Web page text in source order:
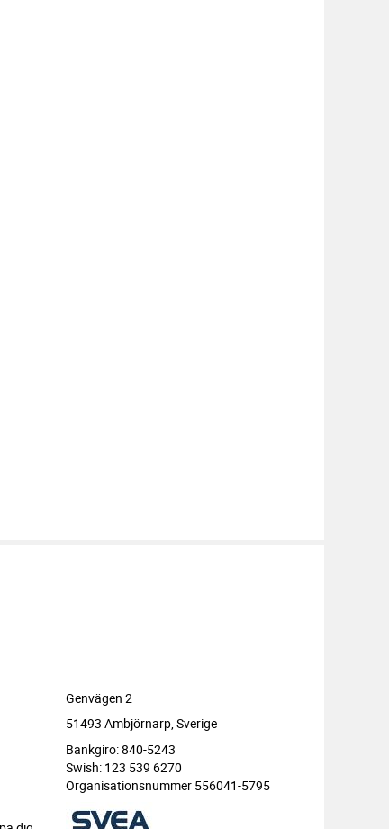
Genvägen 2
51493 Ambjörnarp, Sverige
Bankgiro: 840-5243
Swish: 123 539 6270
Organisationsnummer 556041-5795